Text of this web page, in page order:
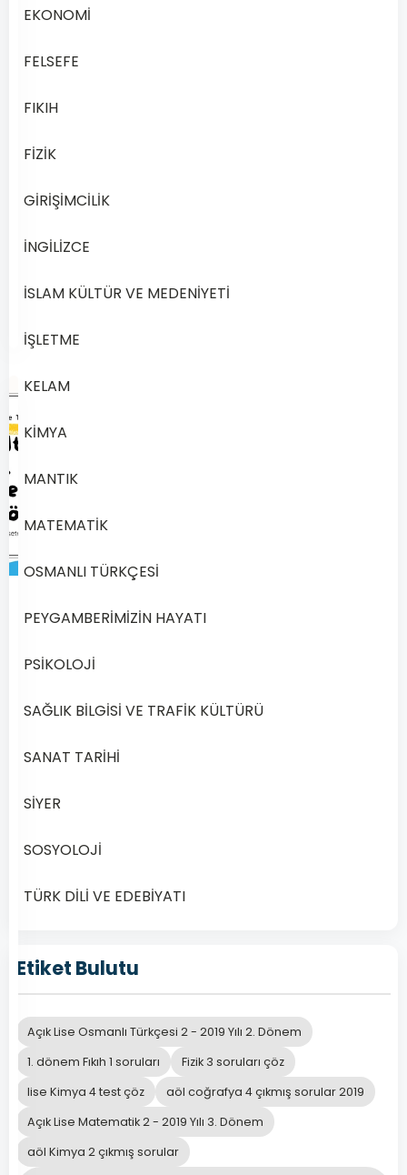
Sınav
Online
Açık
Din…
Devamını
Oku
28,
Lise
Kültürü
Ahlak
5
2019
2.
Lise
Din
Kültürü
ve
Ahlak
Bilgisi
–
2019
EKONOMİ
FELSEFE
FIKIH
FİZİK
GİRİŞİMCİLİK
İNGİLİZCE
İSLAM KÜLTÜR VE MEDENİYETİ
İŞLETME
KELAM
KİMYA
MANTIK
MATEMATİK
OSMANLI TÜRKÇESİ
PEYGAMBERİMİZİN HAYATI
PSİKOLOJİ
SAĞLIK BİLGİSİ VE TRAFİK KÜLTÜRÜ
SANAT TARİHİ
SİYER
SOSYOLOJİ
TÜRK DİLİ VE EDEBİYATI
Etiket Bulutu
Açık Lise Osmanlı Türkçesi 2 - 2019 Yılı 2. Dönem
1. dönem Fıkıh 1 soruları
Fizik 3 soruları çöz
lise Kimya 4 test çöz
aöl coğrafya 4 çıkmış sorular 2019
Açık Lise Matematik 2 - 2019 Yılı 3. Dönem
aöl Kimya 2 çıkmış sorular